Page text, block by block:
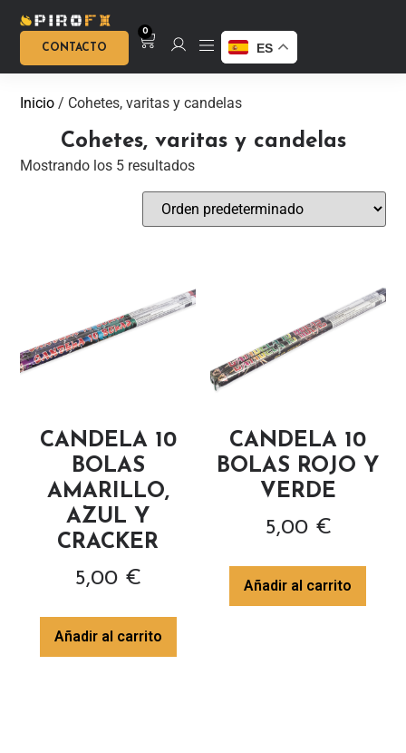
CONTACTO
0
ES
Inicio / Cohetes, varitas y candelas
Cohetes, varitas y candelas
Mostrando los 5 resultados
CANDELA 10
BOLAS
AMARILLO,
AZUL Y
CRACKER
5,00 €
Añadir al carrito
CANDELA 10
BOLAS ROJO Y
VERDE
5,00 €
Añadir al carrito